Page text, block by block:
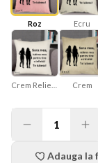
Roz Ecru
Crem
1
Adauga la